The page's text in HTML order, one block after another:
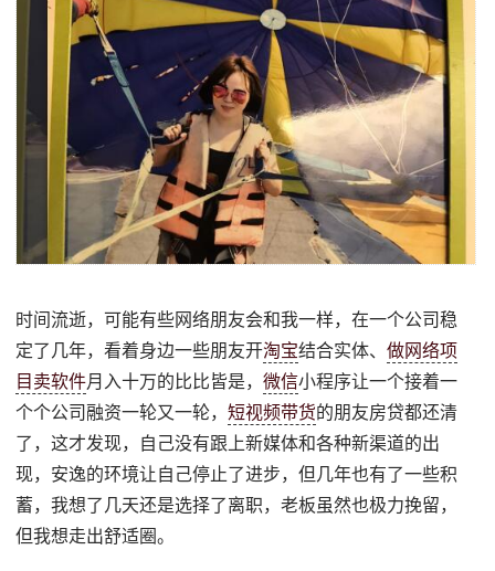
时间流逝，可能有些网络朋友会和我一样，在一个公司稳
定了几年，看着身边一些朋友开淘宝结合实体、做网络项
目卖软件月入十万的比比皆是，微信小程序让一个接着一
个个公司融资一轮又一轮，短视频带货的朋友房贷都还清
了，这才发现，自己没有跟上新媒体和各种新渠道的出
现，安逸的环境让自己停止了进步，但几年也有了一些积
蓄，我想了几天还是选择了离职，老板虽然也极力挽留，
但我想走出舒适圈。